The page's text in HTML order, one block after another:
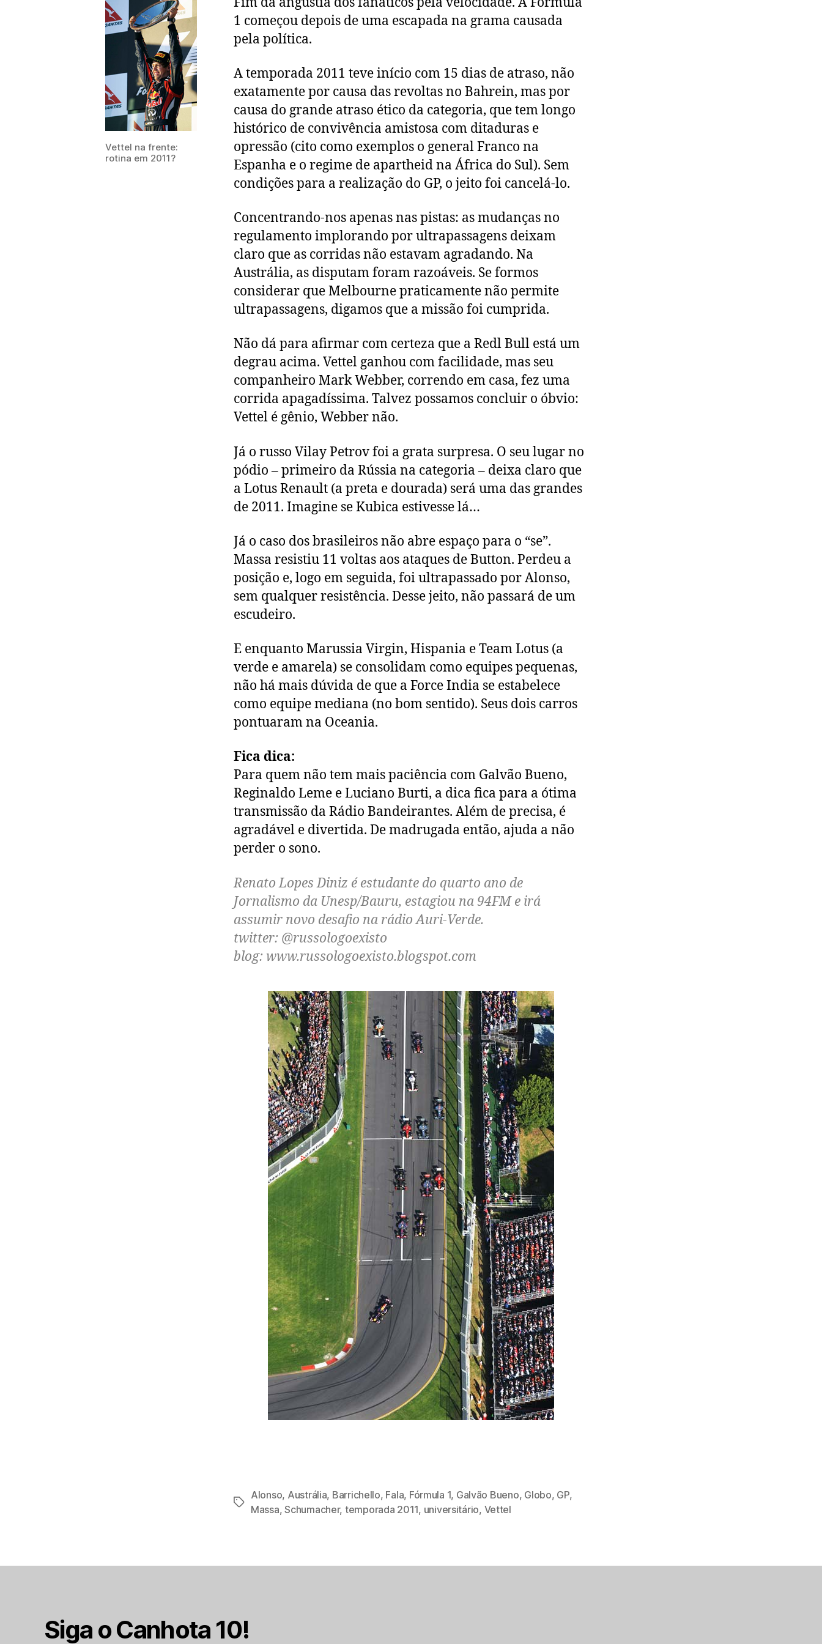
Vettel na frente:
rotina em 2011?
1 começou depois de uma escapada na grama causada
pela política.
A temporada 2011 teve início com 15 dias de atraso, não
exatamente por causa das revoltas no Bahrein, mas por
causa do grande atraso ético da categoria, que tem longo
histórico de convivência amistosa com ditaduras e
opressão (cito como exemplos o general Franco na
Espanha e o regime de apartheid na África do Sul). Sem
condições para a realização do GP, o jeito foi cancelá-lo.
Concentrando-nos apenas nas pistas: as mudanças no
regulamento implorando por ultrapassagens deixam
claro que as corridas não estavam agradando. Na
Austrália, as disputam foram razoáveis. Se formos
considerar que Melbourne praticamente não permite
ultrapassagens, digamos que a missão foi cumprida.
Não dá para afirmar com certeza que a Redl Bull está um
degrau acima. Vettel ganhou com facilidade, mas seu
companheiro Mark Webber, correndo em casa, fez uma
corrida apagadíssima. Talvez possamos concluir o óbvio:
Vettel é gênio, Webber não.
Já o russo Vilay Petrov foi a grata surpresa. O seu lugar no
pódio – primeiro da Rússia na categoria – deixa claro que
a Lotus Renault (a preta e dourada) será uma das grandes
de 2011. Imagine se Kubica estivesse lá…
Já o caso dos brasileiros não abre espaço para o “se”.
Massa resistiu 11 voltas aos ataques de Button. Perdeu a
posição e, logo em seguida, foi ultrapassado por Alonso,
sem qualquer resistência. Desse jeito, não passará de um
escudeiro.
E enquanto Marussia Virgin, Hispania e Team Lotus (a
verde e amarela) se consolidam como equipes pequenas,
não há mais dúvida de que a Force India se estabelece
como equipe mediana (no bom sentido). Seus dois carros
pontuaram na Oceania.
Fica dica:
Para quem não tem mais paciência com Galvão Bueno,
Reginaldo Leme e Luciano Burti, a dica fica para a ótima
transmissão da Rádio Bandeirantes. Além de precisa, é
agradável e divertida. De madrugada então, ajuda a não
perder o sono.
Renato Lopes Diniz é estudante do quarto ano de
Jornalismo da Unesp/Bauru, estagiou na 94FM e irá
assumir novo desafio na rádio Auri-Verde.
twitter: @russologoexisto
blog: www.russologoexisto.blogspot.com
Tags
Alonso, Austrália, Barrichello, Fala, Fórmula 1, Galvão Bueno, Globo, GP,
Massa,Schumacher, temporada 2011, universitário, Vettel
Siga o Canhota 10!